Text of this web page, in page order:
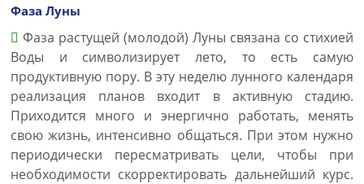
Фаза Луны
Фаза растущей (молодой) Луны связана со стихией
Воды и символизирует лето, то есть самую
продуктивную пору. В эту неделю лунного календаря
реализация планов входит в активную стадию.
Приходится много и энергично работать, менять
свою жизнь, интенсивно общаться. При этом нужно
периодически пересматривать цели, чтобы при
необходимости скорректировать дальнейший курс.